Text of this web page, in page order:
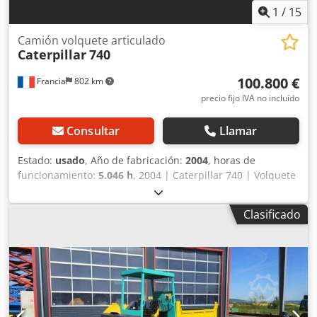
1 / 15
Francia 802 km
Camión volquete articulado
Caterpillar740
100.800 €
precio fijo IVA no incluído
Consultar Llamar
Estado: usado, Año de fabricación: 2004, horas de
funcionamiento: 5.046 h, 2004 | Caterpillar 740 | Volquete
articulado usado | 5046 horas | 5046 km 📍Ubicación:
Francia 🚛 Entrega disponible en su destino: ¡utilice
nuestra calculadora de envío para estimar los costes de
oferta. Pago al momento de la entrega disponible por una
tarifa asequible (sujeto a aprobación)* 👷‍♂️ Inspeccionado
por un experto independiente 60 puntos de inspección, 55
aprobados ✅, 4 con deficiencias ℹ️, 1 requiere atención ⚠️ 📌
Comentario del inspector: Buen estado general Dcsdjzc
Clasificado